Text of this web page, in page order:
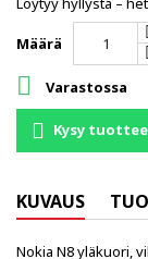
Määrä
 Varastossa
Kysy
KUVAUS
Nokia N8 yläkuori,